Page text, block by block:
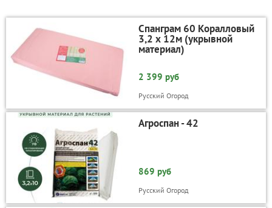
Спанграм 60 Коралловый
3,2 х 12м (укрывной
материал)
2 399 руб
Русский Огород
Агроспан - 42
869 руб
Русский Огород